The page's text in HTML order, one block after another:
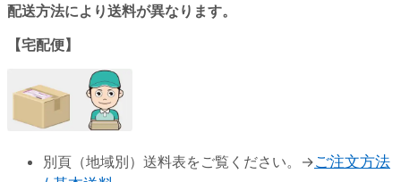
配送方法により送料が異なります。
【宅配便】
別頁（地域別）送料表をご覧ください。→ご注文方法